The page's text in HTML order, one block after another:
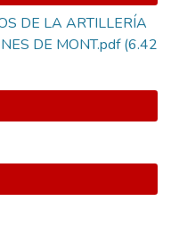
DE LA ARTILLERÍA
DE MONT.pdf(6.42